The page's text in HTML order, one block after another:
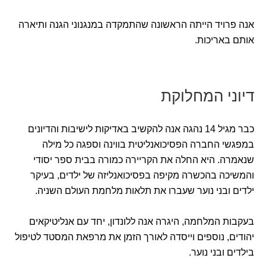
אנה פרויד הייתה הראשונה שהתמקדה במנגנוני הגנה ותיארה
אותם באריכות.
דיוני המחלוקת
כבר מגיל 14 נהגה אנה להקשיב באדיקות לישיבות והדיונים
במפגשי החברה הפסיכואנליטית בווינה וספגה כל מילה
שנאמרה. היא החלה את הקריירה כמורה בבית ספר יסודי
והמשיכה בהכשרה מקיפה בפסיכואנליזה של ילדים, בעיקר
ילדים ובני נוער שעברו את תלאות מלחמת העולם השניה.
בעקבות המלחמה, היגרה אנה ללונדון, יחד עם אנליטיקאים
יהודים, נוספים וייסדה לאורך הזמן את מרפאת המסטד לטיפול
בילדים ובני נוער.